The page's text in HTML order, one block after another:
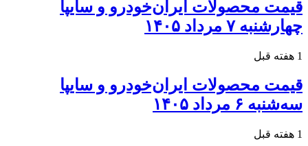
قیمت محصولات ایران‌خودرو و سایپا
چهارشنبه ۷ مرداد ۱۴۰۵
1 هفته قبل
قیمت محصولات ایران‌خودرو و سایپا
سه‌شنبه ۶ مرداد ۱۴۰۵
1 هفته قبل